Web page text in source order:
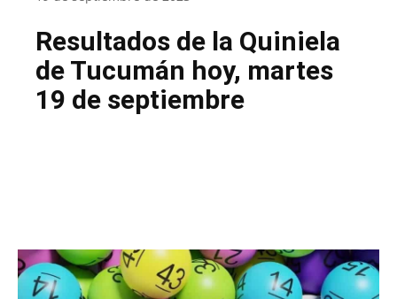
Resultados de la Quiniela
de Tucumán hoy, martes
19 de septiembre